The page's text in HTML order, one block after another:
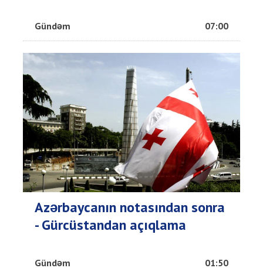
Gündəm 07:00
Azərbaycanın notasından sonra
- Gürcüstandan açıqlama
Gündəm 01:50